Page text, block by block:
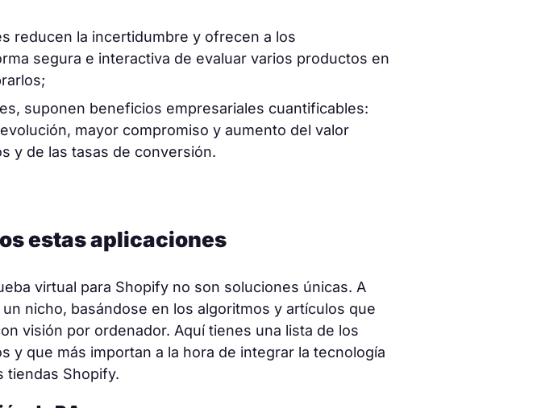
reducen la incertidumbre y ofrecen a los
segura e interactiva de evaluar varios productos en
suponen beneficios empresariales cuantificables:
mayor compromiso y aumento del valor
y de las tasas de conversión.
estas aplicaciones
virtual para Shopify no son soluciones únicas. A
nicho, basándose en los algoritmos y artículos que
visión por ordenador. Aquí tienes una lista de los
y que más importan a la hora de integrar la tecnología
tiendas Shopify.